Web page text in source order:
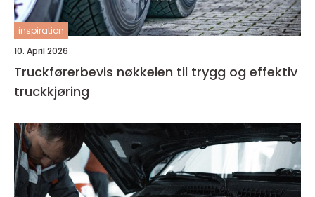
inspiration
10. April 2026
Truckførerbevis nøkkelen til trygg og effektiv
truckkjøring